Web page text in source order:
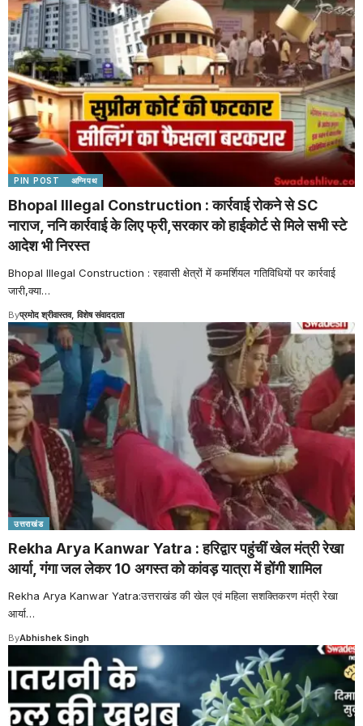
PIN POST अग्निपथ
Bhopal Illegal Construction : कार्रवाई रोकने से SC
नाराज, ननि कार्रवाई के लिए फ्री,सरकार को हाईकोर्ट से मिले सभी स्टे
आदेश भी निरस्त
Bhopal Illegal Construction : रहवासी क्षेत्रों में कमर्शियल गतिविधियों पर कार्रवाई
जारी,क्या…
Byप्रमोद श्रीवास्तव, विशेष संवाददाता
उत्तराखंड
Rekha Arya Kanwar Yatra : हरिद्वार पहुंचीं खेल मंत्री रेखा
आर्या, गंगा जल लेकर 10 अगस्त को कांवड़ यात्रा में होंगी शामिल
Rekha Arya Kanwar Yatra:उत्तराखंड की खेल एवं महिला सशक्तिकरण मंत्री रेखा
आर्या…
ByAbhishek Singh